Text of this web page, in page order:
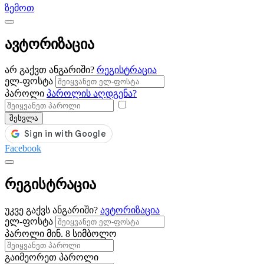
ზემოთ
ავტორიზაცია
არ გაქვთ ანგარიში? რეგისტრაცია
ელ-ფოსტა
პაროლი პაროლის აღდგენა?
შესვლა
Facebook
რეგისტრაცია
უკვე გაქვს ანგარიში? ავტორიზაცია
ელ-ფოსტა
პაროლი მინ. 8 სიმბოლო
გაიმეორეთ პაროლი